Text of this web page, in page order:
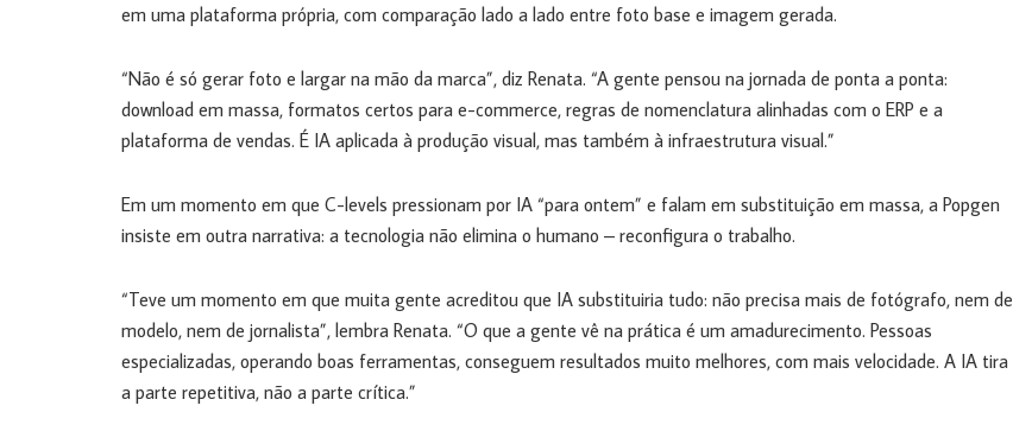
em uma plataforma própria, com comparação lado a lado entre foto base e imagem gerada.
“Não é só gerar foto e largar na mão da marca”, diz Renata. “A gente pensou na jornada de ponta a ponta:
download em massa, formatos certos para e-commerce, regras de nomenclatura alinhadas com o ERP e a
plataforma de vendas. É IA aplicada à produção visual, mas também à infraestrutura visual.”
Em um momento em que C-levels pressionam por IA “para ontem” e falam em substituição em massa, a Popgen
insiste em outra narrativa: a tecnologia não elimina o humano – reconfigura o trabalho.
“Teve um momento em que muita gente acreditou que IA substituiria tudo: não precisa mais de fotógrafo, nem de
modelo, nem de jornalista”, lembra Renata. “O que a gente vê na prática é um amadurecimento. Pessoas
especializadas, operando boas ferramentas, conseguem resultados muito melhores, com mais velocidade. A IA tira
a parte repetitiva, não a parte crítica.”